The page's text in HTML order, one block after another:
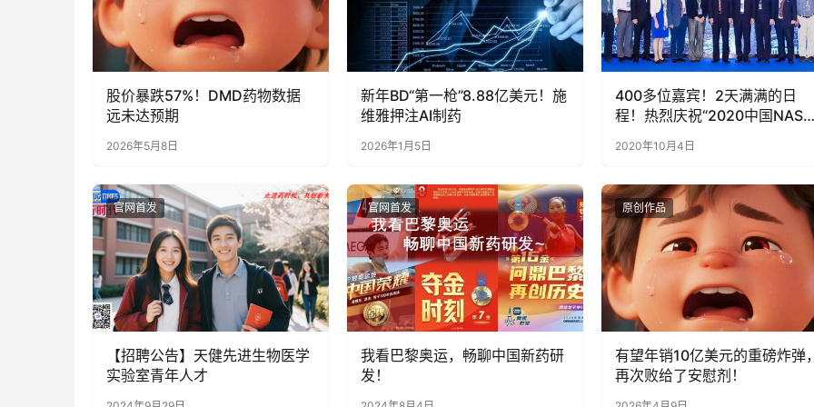
股价暴跌57%！DMD药物数据
远未达预期
2026年5月8日
新年BD“第一枪”8.88亿美元！施
维雅押注AI制药
2026年1月5日
400多位嘉宾！2天满满的日
程！热烈庆祝“2020中国NASH
2020年10月4日
官网首发
【招聘公告】天健先进生物医学
实验室青年人才
官网首发
我看巴黎奥运，畅聊中国新药研
发！
原创作品
有望年销10亿美元的重磅炸弹
再次败给了安慰剂！